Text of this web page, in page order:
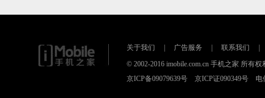
关于我们 | 广告服务 | 联系我们
|
© 2002-2016 imobile.com.cn 手机之家 所有
京ICP备09079639号 京ICP证090349号 电